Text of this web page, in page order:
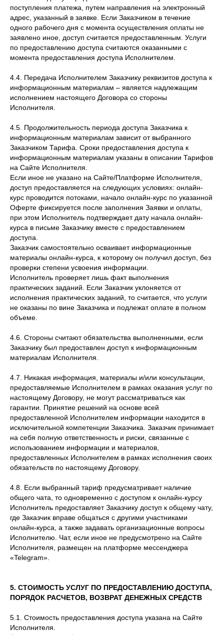
поступления платежа, путем направления на электронный
адрес, указанный в заявке. Если Заказчиком в течение
одного рабочего дня с момента осуществления оплаты не
заявлено иное, доступ считается предоставленным. Услуги
по предоставлению доступа считаются оказанными с
момента предоставления доступа Исполнителем.
4.4. Передача Исполнителем Заказчику реквизитов доступа к
информационным материалам – является надлежащим
исполнением настоящего Договора со стороны
Исполнителя.
4.5. Продолжительность периода доступа Заказчика к
информационным материалам зависит от выбранного
Заказчиком Тарифа. Сроки предоставления доступа к
информационным материалам указаны в описании Тарифов
на Сайте Исполнителя.
Если иное не указано на Сайте/Платформе Исполнителя,
доступ предоставляется на следующих условиях: онлайн-
курс проводится потоками, начало онлайн-курс по указанной
Оферте фиксируется после заполнения Заявки и оплаты,
при этом Исполнитель подтверждает дату начала онлайн-
курса в письме Заказчику вместе с предоставлением
доступа.
Заказчик самостоятельно осваивает информационные
материалы онлайн-курса, к которому он получил доступ, без
проверки степени усвоения информации.
Исполнитель проверяет лишь факт выполнения
практических заданий. Если Заказчик уклоняется от
исполнения практических заданий, то считается, что услуги
не оказаны по вине Заказчика и подлежат оплате в полном
объеме.
4.6. Стороны считают обязательства выполненными, если
Заказчику был предоставлен доступ к информационным
материалам Исполнителя.
4.7. Никакая информация, материалы и/или консультации,
предоставляемые Исполнителем в рамках оказания услуг по
настоящему Договору, не могут рассматриваться как
гарантии. Принятие решений на основе всей
предоставленной Исполнителем информации находится в
исключительной компетенции Заказчика. Заказчик принимает
на себя полную ответственность и риски, связанные с
использованием информации и материалов,
предоставленных Исполнителем в рамках исполнения своих
обязательств по настоящему Договору.
4.8. Если выбранный тариф предусматривает наличие
общего чата, то одновременно с доступом к онлайн-курсу
Исполнитель предоставляет Заказчику доступ к общему чату,
где Заказчик вправе общаться с другими участниками
онлайн-курса, а также задавать организационные вопросы
Исполнителю. Чат, если иное не предусмотрено на Сайте
Исполнителя, размещен на платформе мессенджера
«Telegram».
5. СТОИМОСТЬ УСЛУГ ПО ПРЕДОСТАВЛЕНИЮ ДОСТУПА,
ПОРЯДОК РАСЧЕТОВ, ВОЗВРАТ ДЕНЕЖНЫХ СРЕДСТВ
5.1. Стоимость предоставления доступа указана на Сайте
Исполнителя.